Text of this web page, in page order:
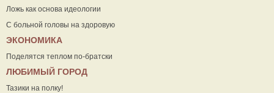
Ложь как основа идеологии
С больной головы на здоровую
ЭКОНОМИКА
Поделятся теплом по-братски
ЛЮБИМЫЙ ГОРОД
Тазики на полку!